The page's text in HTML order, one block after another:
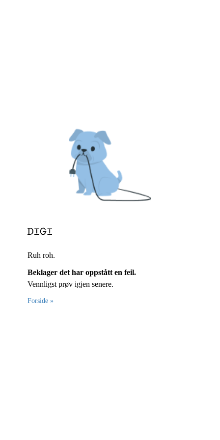
Ruh roh.
Beklager det har oppstått en feil.
Vennligst prøv igjen senere.
Forside »